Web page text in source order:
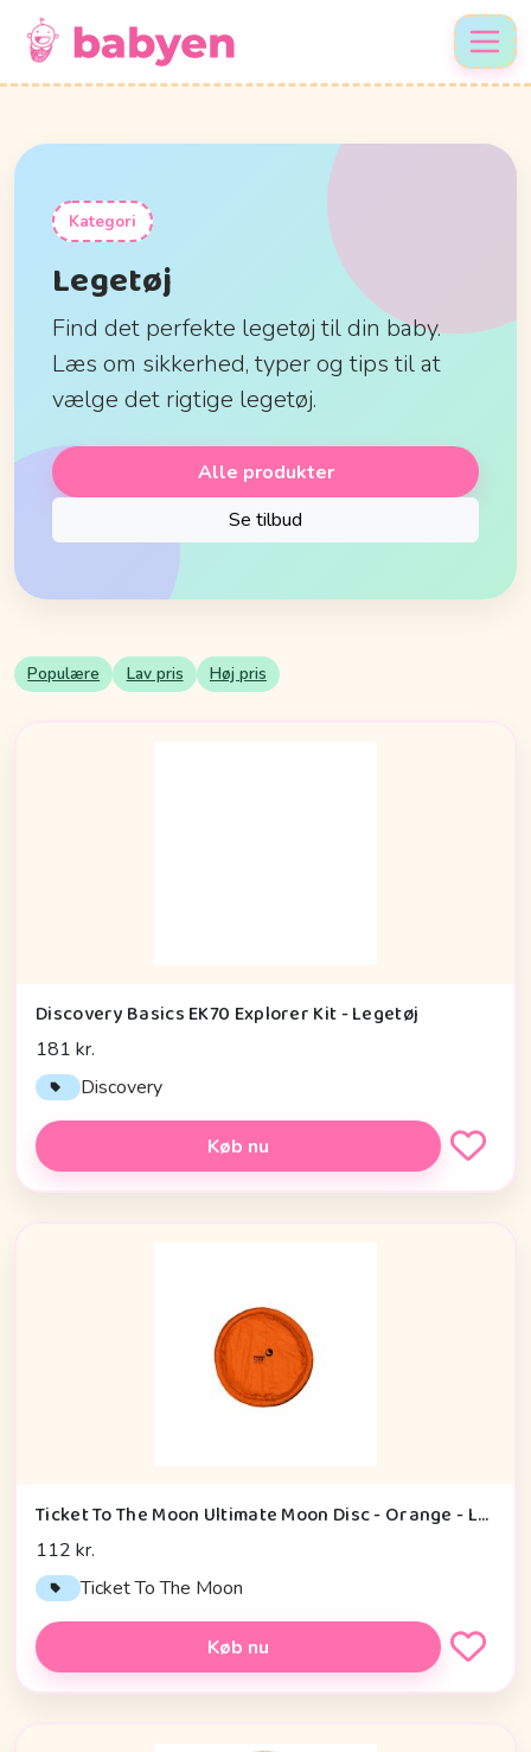
Kategori
Legetøj
Find det perfekte legetøj til din baby.
Læs om sikkerhed, typer og tips til at
vælge det rigtige legetøj.
Alle produkter
Se tilbud
Populære Lav pris Høj pris
Discovery Basics EK70 Explorer Kit - Legetøj
181 kr.
Discovery
Køb nu
Ticket To The Moon Ultimate Moon Disc - Orange - Legetøj
112 kr.
Ticket To The Moon
Køb nu